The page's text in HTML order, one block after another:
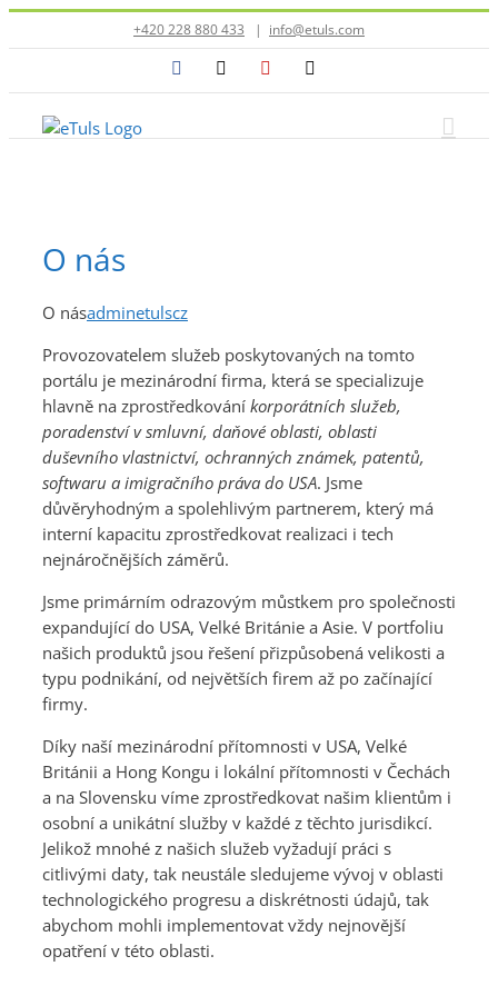
na
+420 228 880 433 | info@etuls.com
Facebook YouTube
O nás
O násadminetulscz
Provozovatelem služeb poskytovaných na tomto
portálu je mezinárodní firma, která se specializuje
hlavně na zprostředkování korporátních služeb,
poradenství v smluvní, daňové oblasti, oblasti
duševního vlastnictví, ochranných známek, patentů,
softwaru a imigračního práva do USA. Jsme
důvěryhodným a spolehlivým partnerem, který má
interní kapacitu zprostředkovat realizaci i tech
nejnáročnějších záměrů.
Jsme primárním odrazovým můstkem pro společnosti
expandující do USA, Velké Británie a Asie. V portfoliu
našich produktů jsou řešení přizpůsobená velikosti a
typu podnikání, od největších firem až po začínající
firmy.
Díky naší mezinárodní přítomnosti v USA, Velké
Británii a Hong Kongu i lokální přítomnosti v Čechách
a na Slovensku víme zprostředkovat našim klientům i
osobní a unikátní služby v každé z těchto jurisdikcí.
Jelikož mnohé z našich služeb vyžadují práci s
citlivými daty, tak neustále sledujeme vývoj v oblasti
technologického progresu a diskrétnosti údajů, tak
abychom mohli implementovat vždy nejnovější
opatření v této oblasti.